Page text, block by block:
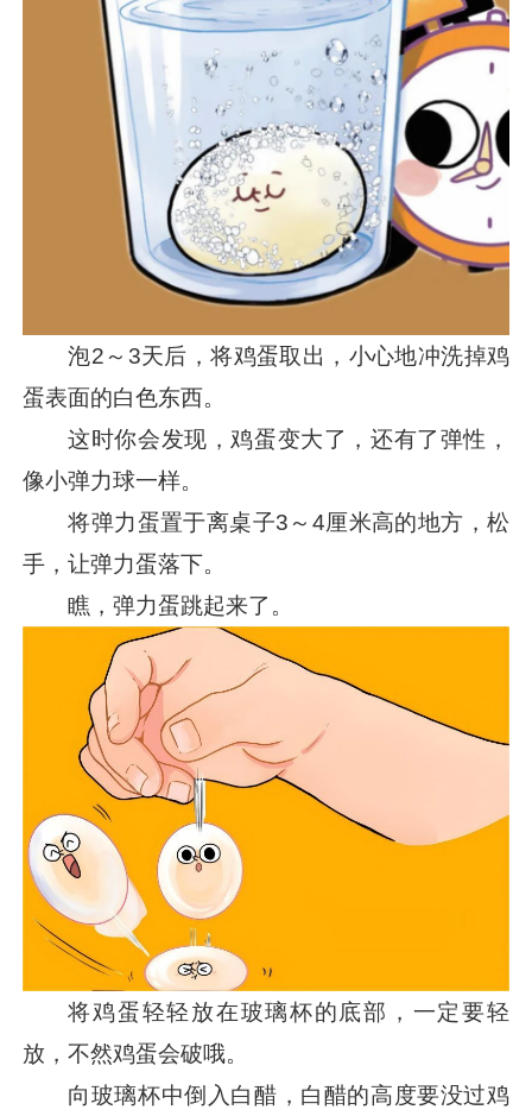
泡2～3天后，将鸡蛋取出，小心地冲洗掉鸡
蛋表面的白色东西。
这时你会发现，鸡蛋变大了，还有了弹性，
像小弹力球一样。
将弹力蛋置于离桌子3～4厘米高的地方，松
手，让弹力蛋落下。
瞧，弹力蛋跳起来了。
将鸡蛋轻轻放在玻璃杯的底部，一定要轻
放，不然鸡蛋会破哦。
向玻璃杯中倒入白醋，白醋的高度要没过鸡